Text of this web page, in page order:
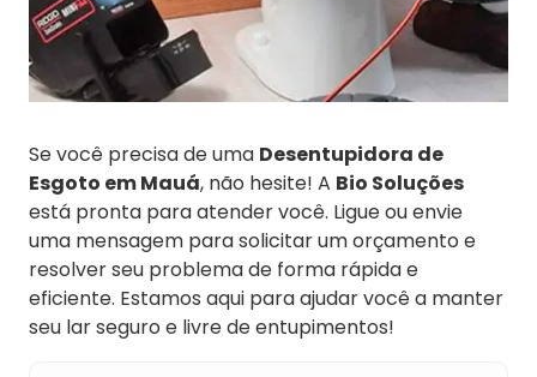
Se você precisa de uma Desentupidora de
Esgoto em Mauá, não hesite! A Bio Soluções
está pronta para atender você. Ligue ou envie
uma mensagem para solicitar um orçamento e
resolver seu problema de forma rápida e
eficiente. Estamos aqui para ajudar você a manter
seu lar seguro e livre de entupimentos!